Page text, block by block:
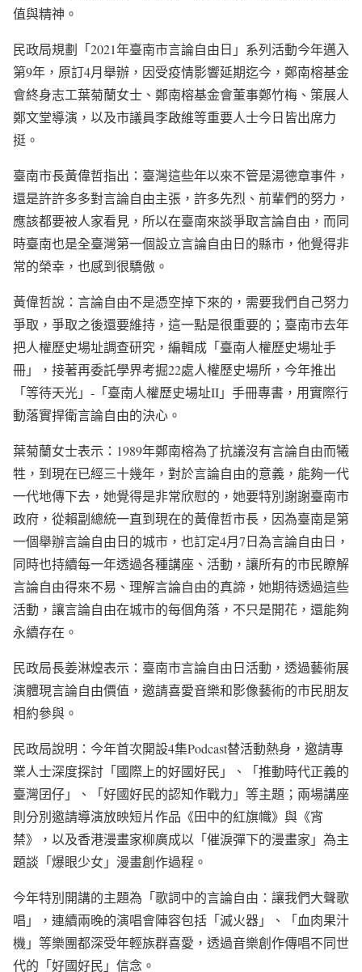
值與精神。
民政局規劃「2021年臺南市言論自由日」系列活動今年邁入
第9年，原訂4月舉辦，因受疫情影響延期迄今，鄭南榕基金
會終身志工葉菊蘭女士、鄭南榕基金會董事鄭竹梅、策展人
鄭文堂導演，以及市議員李啟維等重要人士今日皆出席力
挺。
臺南市長黃偉哲指出：臺灣這些年以來不管是湯德章事件，
還是許許多多對言論自由主張，許多先烈、前輩們的努力，
應該都要被人家看見，所以在臺南來談爭取言論自由，而同
時臺南也是全臺灣第一個設立言論自由日的縣市，他覺得非
常的榮幸，也感到很驕傲。
黃偉哲說：言論自由不是憑空掉下來的，需要我們自己努力
爭取，爭取之後還要維持，這一點是很重要的；臺南市去年
把人權歷史場址調查研究，編輯成「臺南人權歷史場址手
冊」，接著再委託學界考掘22處人權歷史場所，今年推出
「等待天光」-「臺南人權歷史場址II」手冊專書，用實際行
動落實捍衛言論自由的決心。
葉菊蘭女士表示：1989年鄭南榕為了抗議沒有言論自由而犧
牲，到現在已經三十幾年，對於言論自由的意義，能夠一代
一代地傳下去，她覺得是非常欣慰的，她要特別謝謝臺南市
政府，從賴副總統一直到現在的黃偉哲市長，因為臺南是第
一個舉辦言論自由日的城市，也訂定4月7日為言論自由日，
同時也持續每一年透過各種講座、活動，讓所有的市民瞭解
言論自由得來不易、理解言論自由的真諦，她期待透過這些
活動，讓言論自由在城市的每個角落，不只是開花，還能夠
永續存在。
民政局長姜淋煌表示：臺南市言論自由日活動，透過藝術展
演體現言論自由價值，邀請喜愛音樂和影像藝術的市民朋友
相約參與。
民政局說明：今年首次開設4集Podcast替活動熱身，邀請專
業人士深度探討「國際上的好國好民」、「推動時代正義的
臺灣囝仔」、「好國好民的認知作戰力」等主題；兩場講座
則分別邀請導演放映短片作品《田中的紅旗幟》與《宵
禁》，以及香港漫畫家柳廣成以「催淚彈下的漫畫家」為主
題談「爆眼少女」漫畫創作過程。
今年特別開講的主題為「歌詞中的言論自由：讓我們大聲歌
唱」，連續兩晚的演唱會陣容包括「滅火器」、「血肉果汁
機」等樂團都深受年輕族群喜愛，透過音樂創作傳唱不同世
代的「好國好民」信念。